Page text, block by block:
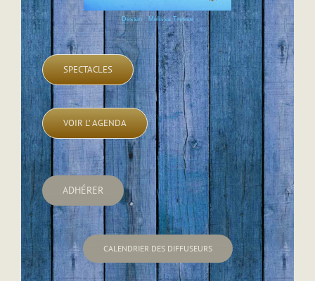
Dessin : Mélissa Tresse
SPECTACLES
VOIR L’ AGENDA
ADHÉRER
CALENDRIER DES DIFFUSEURS